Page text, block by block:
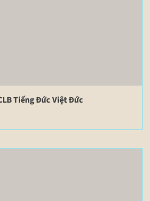
Tiếng Đức Việt Đức